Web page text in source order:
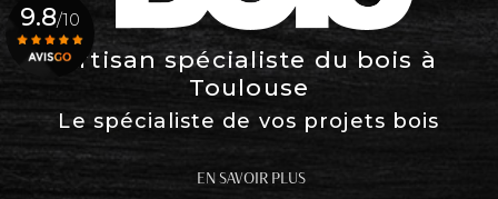
Artisan spécialiste du bois à
Toulouse
Le spécialiste de vos projets bois
EN SAVOIR PLUS
9.8/10